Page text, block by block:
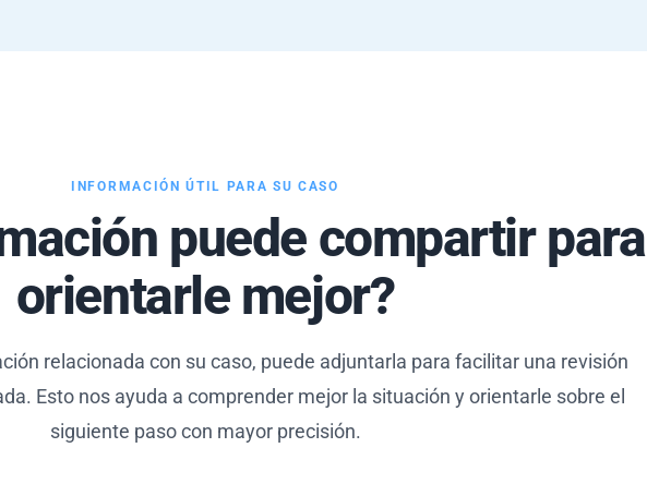
INFORMACIÓN ÚTIL PARA SU CASO
puede compartir para
orientarle mejor?
relacionada con su caso, puede adjuntarla para facilitar una revisión
Esto nos ayuda a comprender mejor la situación y orientarle sobre el
siguiente paso con mayor precisión.